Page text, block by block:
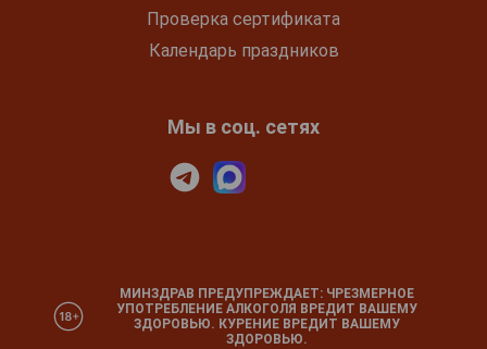
Проверка сертификата
Календарь праздников
Мы в соц. сетях
МИНЗДРАВ ПРЕДУПРЕЖДАЕТ: ЧРЕЗМЕРНОЕ
УПОТРЕБЛЕНИЕ АЛКОГОЛЯ ВРЕДИТ ВАШЕМУ
ЗДОРОВЬЮ. КУРЕНИЕ ВРЕДИТ ВАШЕМУ
ЗДОРОВЬЮ.